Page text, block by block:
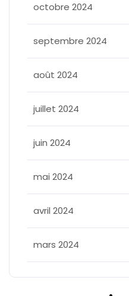
octobre 2024
septembre 2024
août 2024
juillet 2024
juin 2024
mai 2024
avril 2024
mars 2024